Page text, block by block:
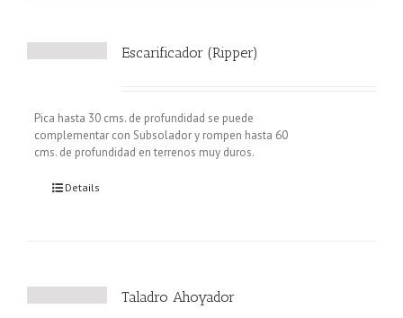
Escarificador (Ripper)
Pica hasta 30 cms. de profundidad se puede
complementar con Subsolador y rompen hasta 60
cms. de profundidad en terrenos muy duros.
Details
Taladro Ahoyador